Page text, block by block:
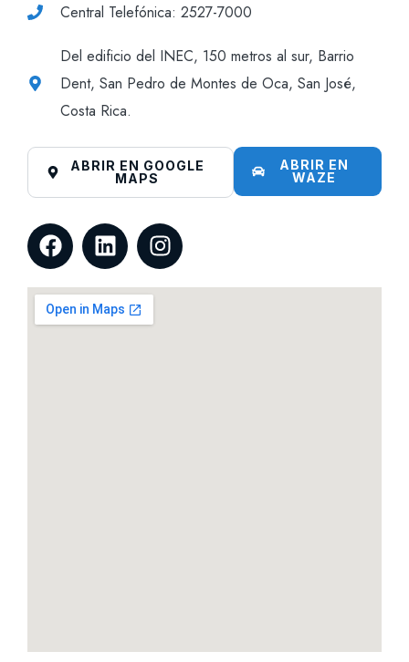
Central Telefónica: 2527-7000
Del edificio del INEC, 150 metros al sur, Barrio
Dent, San Pedro de Montes de Oca, San José,
Costa Rica.
ABRIR EN GOOGLE
MAPS
ABRIR EN
WAZE